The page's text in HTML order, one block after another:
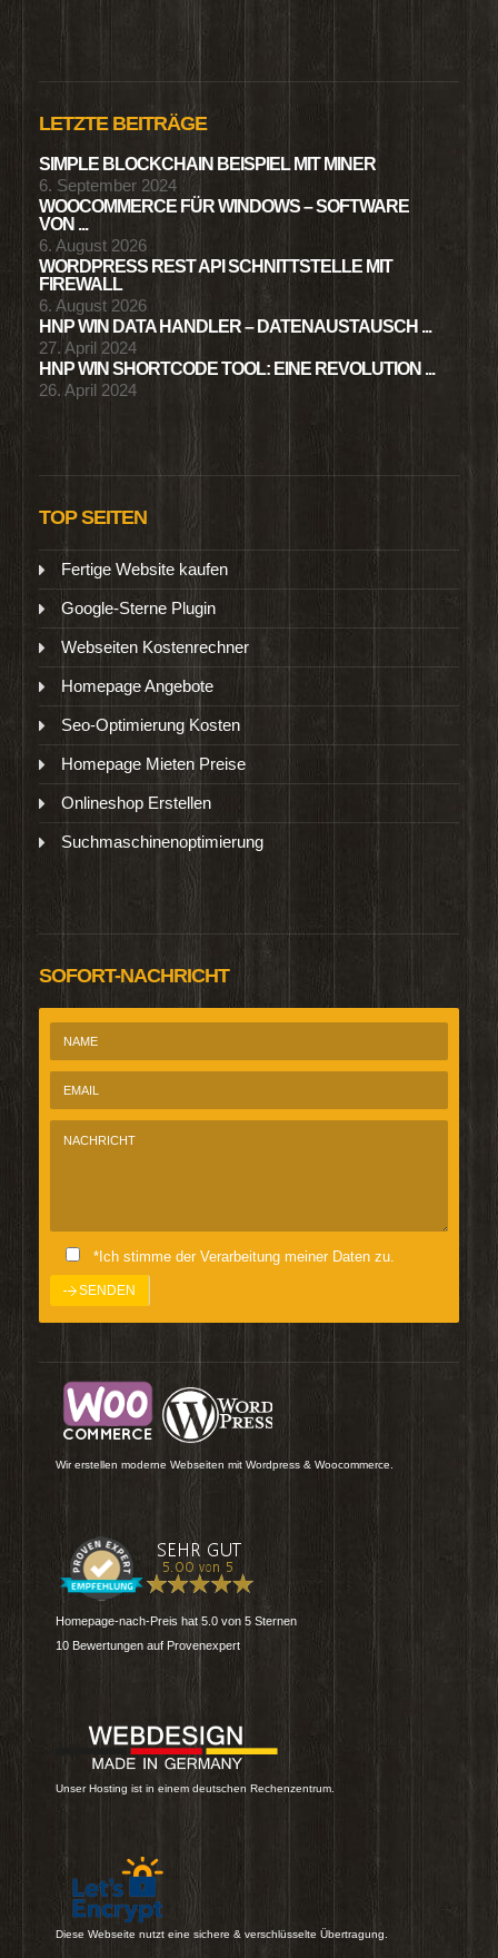
LETZTE BEITRÄGE
SIMPLE BLOCKCHAIN BEISPIEL MIT MINER
6. September 2024
WOOCOMMERCE FÜR WINDOWS – SOFTWARE
VON ...
6. August 2026
WORDPRESS REST API SCHNITTSTELLE MIT
FIREWALL
6. August 2026
HNP WIN DATA HANDLER – DATENAUSTAUSCH ...
27. April 2024
HNP WIN SHORTCODE TOOL: EINE REVOLUTION ...
26. April 2024
TOP SEITEN
Fertige Website kaufen
Google-Sterne Plugin
Webseiten Kostenrechner
Homepage Angebote
Seo-Optimierung Kosten
Homepage Mieten Preise
Onlineshop Erstellen
Suchmaschinenoptimierung
SOFORT-NACHRICHT
*Ich stimme der Verarbeitung meiner Daten zu.
Wir erstellen moderne Webseiten mit Wordpress & Woocommerce.
Homepage-nach-Preis hat 5.0 von 5 Sternen
10 Bewertungen auf Provenexpert
Unser Hosting ist in einem deutschen Rechenzentrum.
Diese Webseite nutzt eine sichere & verschlüsselte Übertragung.